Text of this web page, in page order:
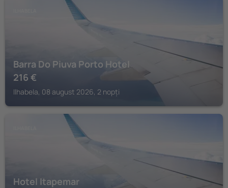
Barra Do Piuva Porto Hotel
216 €
Ilhabela, 08 august 2026, 2 nopți
Hotel Itapemar